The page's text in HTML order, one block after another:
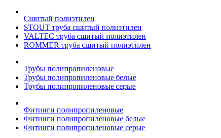
Сшитый полиэтилен
STOUT труба сшитый полиэтилен
VALTEC труба сшитый полиэтилен
ROMMER труба сшитый полиэтилен
Трубы полипропиленовые
Трубы полипропиленовые белые
Трубы полипропиленовые серые
Фитинги полипропиленовые
Фитинги полипропиленовые белые
Фитинги полипропиленовые серые